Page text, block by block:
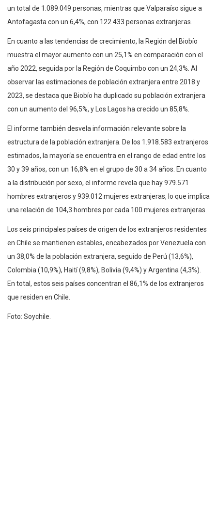
un total de 1.089.049 personas, mientras que Valparaíso sigue a
Antofagasta con un 6,4%, con 122.433 personas extranjeras.
En cuanto a las tendencias de crecimiento, la Región del Biobío
muestra el mayor aumento con un 25,1% en comparación con el
año 2022, seguida por la Región de Coquimbo con un 24,3%. Al
observar las estimaciones de población extranjera entre 2018 y
2023, se destaca que Biobío ha duplicado su población extranjera
con un aumento del 96,5%, y Los Lagos ha crecido un 85,8%.
El informe también desvela información relevante sobre la
estructura de la población extranjera. De los 1.918.583 extranjeros
estimados, la mayoría se encuentra en el rango de edad entre los
30 y 39 años, con un 16,8% en el grupo de 30 a 34 años. En cuanto
a la distribución por sexo, el informe revela que hay 979.571
hombres extranjeros y 939.012 mujeres extranjeras, lo que implica
una relación de 104,3 hombres por cada 100 mujeres extranjeras.
Los seis principales países de origen de los extranjeros residentes
en Chile se mantienen estables, encabezados por Venezuela con
un 38,0% de la población extranjera, seguido de Perú (13,6%),
Colombia (10,9%), Haití (9,8%), Bolivia (9,4%) y Argentina (4,3%).
En total, estos seis países concentran el 86,1% de los extranjeros
que residen en Chile.
Foto: Soychile.